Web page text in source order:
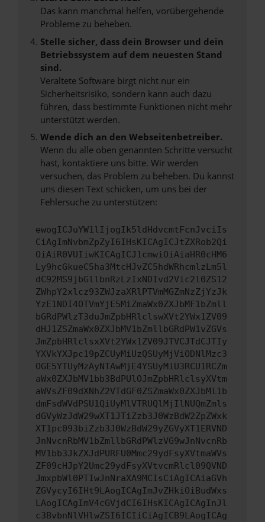
Das kann manchmal helfen, vorübergehende
Probleme zu beheben.
Stelle sicher, dass dein Browser und dein
Betriebssystem auf dem neuesten Stand
sind.
Veraltete Software birgt nicht nur ein
Sicherheitsrisiko, sondern kann auch dazu
führen, dass bestimmte Funktionen nicht mehr
unterstützt werden.
Wende dich an den Webseitenbetreiber.
Wenn du alle oben genannten Schritte versucht
hast, kontaktiere uns bitte. Wir werden
versuchen, das Problem zu beheben. Du kannst
uns diesen Text schicken, um uns bei der
Fehlersuche zu unterstützen:
ewogICJuYW1lIjogIk5ldHdvcmtFcnJvciIs
CiAgImNvbmZpZyI6IHsKICAgICJtZXRob2Qi
OiAiR0VUIiwKICAgICJ1cmwiOiAiaHR0cHM6
Ly9hcGkueC5ha3MtcHJvZC5hdWRhcmlzLm5l
dC92MS9jbGllbnRzLzIxNDIvd2Vic2l0ZS12
ZWhpY2xlcz93ZWJzaXRlPTVmMGZmNzZjYzJk
YzE1NDI4OTVmYjE5MiZmaWx0ZXJbMF1bZmll
bGRdPWlzT3duJmZpbHRlclswXVt2YWx1ZV09
dHJ1ZSZmaWx0ZXJbMV1bZmllbGRdPW1vZGVs
JmZpbHRlclsxXVt2YWx1ZV09JTVCJTdCJTIy
YXVkYXJpc19pZCUyMiUzQSUyMjViODNlMzc3
OGE5YTUyMzAyNTAwMjE4YSUyMiU3RCU1RCZm
aWx0ZXJbMV1bb3BdPUlOJmZpbHRlclsyXVtm
aWVsZF09dXNhZ2VTdGF0ZSZmaWx0ZXJbMl1b
dmFsdWVdPSU1QiUyMlVTRUQlMjIlNUQmZmls
dGVyWzJdW29wXT1JTiZzb3J0WzBdW2ZpZWxk
XT1pc093biZzb3J0WzBdW29yZGVyXT1ERVND
JnNvcnRbMV1bZmllbGRdPWlzVG9wJnNvcnRb
MV1bb3JkZXJdPURFU0Mmc29ydFsyXVtmaWVs
ZF09cHJpY2Umc29ydFsyXVtvcmRlcl09QVND
JmxpbWl0PTIwJnNraXA9MCIsCiAgICAiaGVh
ZGVycyI6IHt9LAogICAgImJvZHkiOiBudWxs
LAogICAgImV4cGVjdCI6IHsKICAgICAgInJl
c3BvbnNlVHlwZSI6ICIiCiAgICB9LAogICAg